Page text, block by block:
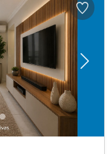
Next